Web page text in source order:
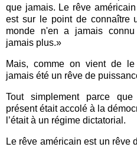
que jamais. Le rêve
est sur le point de connaître
monde n'en a jamais
jamais plus.»
Mais, comme on vient de
jamais été un rêve de
Tout simplement parce
présent était accolé à la
l’était à un régime dictatorial.
Le rêve américain est un rêve